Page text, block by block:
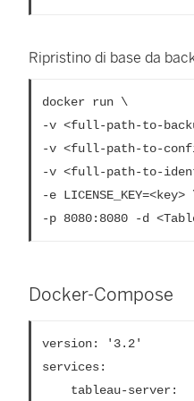
Ripristino di base da
docker run \
-v <full-path-to-
-v <full-path-to-
-v <full-path-to-
-e
-p 8080:8080 -d
Docker-Compose
version: '3.2'
services:
    tableau-server: